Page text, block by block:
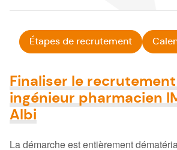
Étapes de recrutement
Finaliser le
ingénieur pharmacien
Albi
La démarche est entièrement